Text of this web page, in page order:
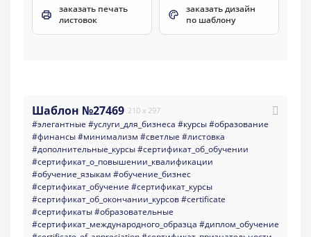
заказать печать
листовок
заказать дизайн
по шаблону
Шаблон №27469 210 x 297
#элегантные #услуги_для_бизнеса #курсы#образование
#финансы#минимализм #светлые #листовка
#дополнительные_курсы#сертификат_об_обучении
#сертификат_о_повышении_квалификации
#обучение_языкам #обучение_бизнес
#сертификат_обучение #сертификат_курсы
#сертификат_об_окончании_курсов#certificate
#сертификаты#образовательные
#сертификат_международного_образца #диплом_обучение